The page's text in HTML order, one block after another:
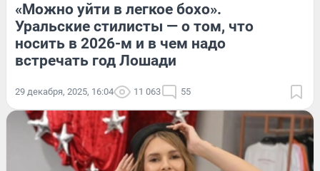
«Можно уйти в легкое бохо».
Уральские стилисты — о том, что
носить в 2026-м и в чем надо
встречать год Лошади
29 декабря, 2025, 16:04 11 063 55